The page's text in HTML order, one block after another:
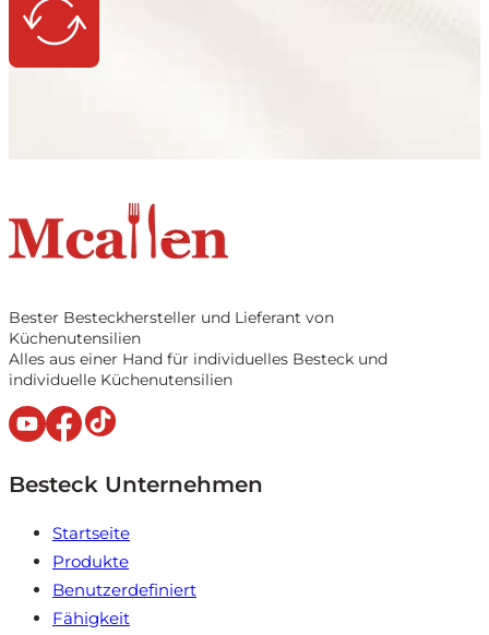
Bester Besteckhersteller und Lieferant von
Küchenutensilien
Alles aus einer Hand für individuelles Besteck und
individuelle Küchenutensilien
Besteck Unternehmen
Startseite
Produkte
Benutzerdefiniert
Fähigkeit